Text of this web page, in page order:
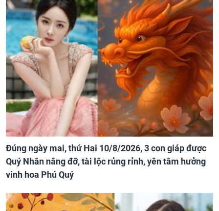
Đúng ngày mai, thứ Hai 10/8/2026, 3 con giáp được
Quý Nhân nâng đỡ, tài lộc rủng rỉnh, yên tâm hưởng
vinh hoa Phú Quý